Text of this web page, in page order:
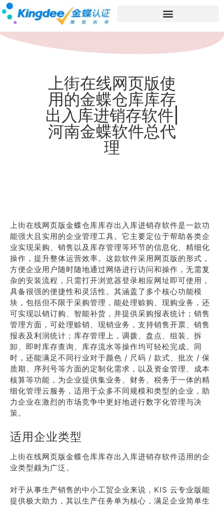
上街在线网页版使
用的金蝶仓库库存
出入库进销存软件|
河南金蝶软件总代
理
上街在线网页版金蝶仓库库存出入库进销存软件是一款功
能强大且实用的企业管理工具。它主要定位于帮助各类企
业实现采购、销售以及库存管理等环节的信息化、精细化
操作，提升整体运营效率。这款软件采用网页版的形式，
方便企业用户随时随地通过网络进行访问和操作，无需复
杂的安装流程，只需打开浏览器登录相应网址即可使用，
具备很强的便捷性和灵活性。其涵盖了多个核心功能模
块，包括但不限于采购管理，能处理赊购、现购业务，还
可实现以销订购、智能补货，并提供采购报表统计；销售
管理方面，可处理赊销、现销业务，支持销售开票、销售
报表及利润统计；库存管理上，调拨、盘点、组装、拆
卸、即时库存查询、库存流水等操作均可轻松完成。同
时，还能满足不同行业对于颜色 / 尺码 / 款式、批次 / 保
质期、序列号等方面的定制化需求，以及资金管理、成本
核算等功能，为企业提供集业务、财务、税务于一体的精
细化管理云服务，适用于众多不同规模和类型的企业，助
力企业在激烈的市场竞争中更好地进行数字化管理与决
策。
适用企业类型
上街在线网页版金蝶仓库库存出入库进销存软件适用的企
业类型颇为广泛。
对于从事生产销售的中小工贸企业来说，KIS 云专业版能
提供极大助力，其以生产任务单为核心，满足企业简单生